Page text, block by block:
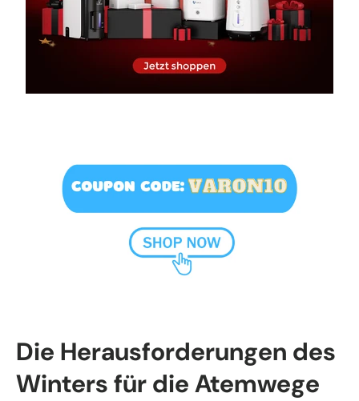
Die Herausforderungen des
Winters für die Atemwege